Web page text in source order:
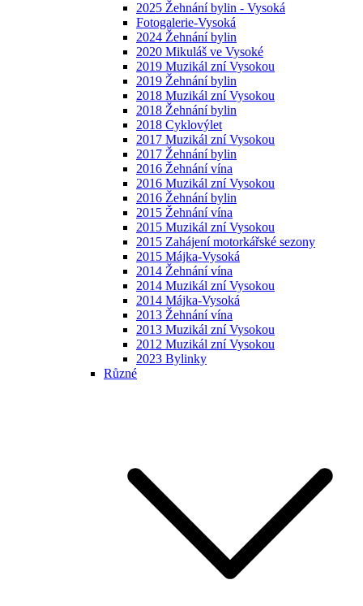
2025 Žehnání bylin - Vysoká
Fotogalerie-Vysoká
2024 Žehnání bylin
2020 Mikuláš ve Vysoké
2019 Muzikál zní Vysokou
2019 Žehnání bylin
2018 Muzikál zní Vysokou
2018 Žehnání bylin
2018 Cyklovýlet
2017 Muzikál zní Vysokou
2017 Žehnání bylin
2016 Žehnání vína
2016 Muzikál zní Vysokou
2016 Žehnání bylin
2015 Žehnání vína
2015 Muzikál zní Vysokou
2015 Zahájení motorkářské sezony
2015 Májka-Vysoká
2014 Žehnání vína
2014 Muzikál zní Vysokou
2014 Májka-Vysoká
2013 Žehnání vína
2013 Muzikál zní Vysokou
2012 Muzikál zní Vysokou
2023 Bylinky
Různé